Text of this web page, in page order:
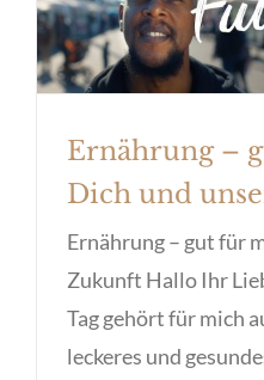
Ernährung –
Dich und
Ernährung – gut für
Zukunft Hallo Ihr
Tag gehört für mich
leckeres und